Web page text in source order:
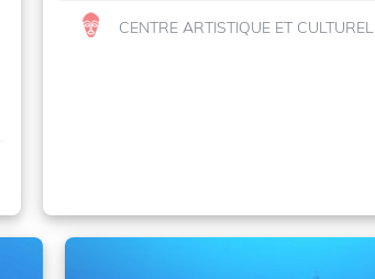
CENTRE ARTISTIQUE ET CULTUREL